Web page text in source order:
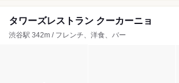
タワーズレストラン クーカーニョ
渋谷駅 342m / フレンチ、洋食、バー